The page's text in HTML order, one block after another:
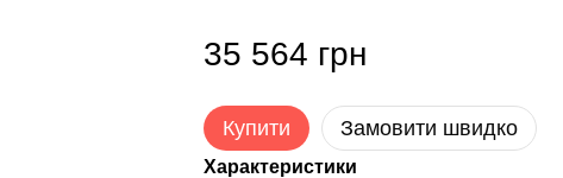
35 564 грн
Купити Замовити швидко
Характеристики